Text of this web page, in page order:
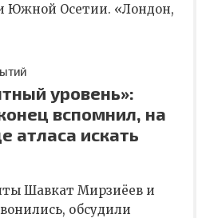
Южной Осетии. «Лондон,
уровень»:
вспомнил, на
атласа искать
Шавкат Мирзиёев и
обсудили